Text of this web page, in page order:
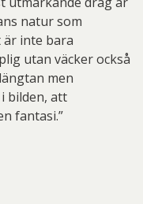
natur som
är inte bara
utan väcker också
men
bilden, att
fantasi.”